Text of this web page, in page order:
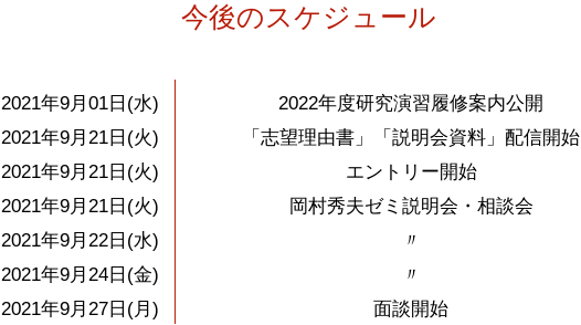
​今後のスケジュール
2021年9月01日(水)
2021年9月21日(火)
​2021年9月21日(火)
2021年9月21日(火)
2021年9月22日(水)
​2021年9月24日(金)
​2021年9月27日(月)
2022年度研究演習履修案内公開
​「志望理由書」「説明会資料」配信開始
​エントリー開始
​岡村秀夫ゼミ説明会・相談会
〃
〃
​面談開始